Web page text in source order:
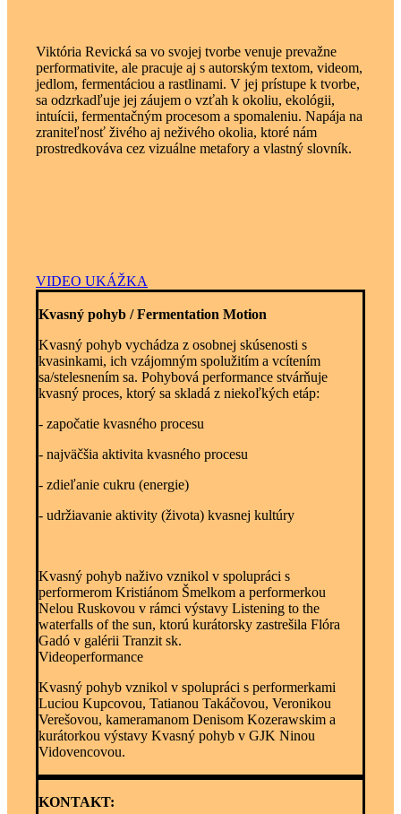
​Viktória Revická sa vo svojej tvorbe venuje prevažne
performativite, ale pracuje aj s autorským textom, videom,
jedlom, fermentáciou a rastlinami. V jej prístupe k tvorbe,
sa odzrkadľuje jej záujem o vzťah k okoliu, ekológii,
intuícii, fermentačným procesom a spomaleniu. Napája na
zraniteľnosť živého aj neživého okolia, ktoré nám
prostredkováva cez vizuálne metafory a vlastný slovník.
VIDEO UKÁŽKA
Kvasný pohyb / Fermentation Motion
Kvasný pohyb vychádza z osobnej skúsenosti s
kvasinkami, ich vzájomným spolužitím a vcítením
sa/stelesnením sa. Pohybová performance stvárňuje
kvasný proces, ktorý sa skladá z niekoľkých etáp:
- započatie kvasného procesu
- najväčšia aktivita kvasného procesu
- zdieľanie cukru (energie)
- udržiavanie aktivity (života) kvasnej kultúry
Kvasný pohyb naživo vznikol v spolupráci s
performerom Kristiánom Šmelkom a performerkou
Nelou Ruskovou v rámci výstavy Listening to the
waterfalls of the sun, ktorú kurátorsky zastrešila Flóra
Gadó v galérii Tranzit sk.
Videoperformance
Kvasný pohyb vznikol v spolupráci s performerkami
Luciou Kupcovou, Tatianou Takáčovou, Veronikou
Verešovou, kameramanom Denisom Kozerawskim a
kurátorkou výstavy Kvasný pohyb v GJK Ninou
Vidovencovou.
KONTAKT: